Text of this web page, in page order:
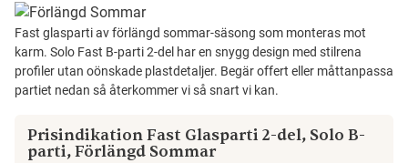
Fast glasparti av förlängd sommar-säsong som monteras mot
karm. Solo Fast B-parti 2-del har en snygg design med stilrena
profiler utan oönskade plastdetaljer. Begär offert eller måttanpassa
partiet nedan så återkommer vi så snart vi kan.
Prisindikation Fast Glasparti 2-del, Solo B-
parti, Förlängd Sommar